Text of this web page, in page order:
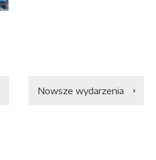
Nowsze wydarzenia